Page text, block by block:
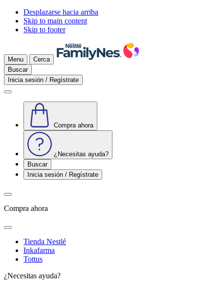
Desplazarse hacia arriba
Skip to main content
Skip to footer
Menu
Cerca
Buscar
Inicia sesión / Regístrate
Compra ahora
¿Necesitas ayuda?
Buscar
Inicia sesión / Regístrate
Compra ahora
Tienda Nestlé
Inkafarma
Tottus
¿Necesitas ayuda?